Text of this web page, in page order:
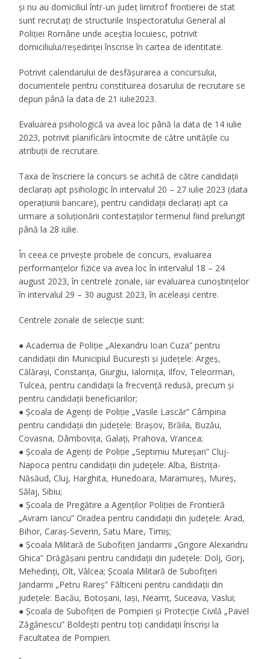
și nu au domiciliul într-un județ limitrof frontierei de stat
sunt recrutați de structurile Inspectoratului General al
Poliției Române unde aceștia locuiesc, potrivit
domiciliului/reședinței înscrise în cartea de identitate.
Potrivit calendarului de desfășurarea a concursului,
documentele pentru constituirea dosarului de recrutare se
depun până la data de 21 iulie2023.
Evaluarea psihologică va avea loc până la data de 14 iulie
2023, potrivit planificării întocmite de către unitățile cu
atribuții de recrutare.
Taxa de înscriere la concurs se achită de către candidații
declarați apt psihologic în intervalul 20 – 27 iulie 2023 (data
operațiunii bancare), pentru candidații declarați apt ca
urmare a soluționării contestațiilor termenul fiind prelungit
până la 28 iulie.
În ceea ce privește probele de concurs, evaluarea
performanțelor fizice va avea loc în intervalul 18 – 24
august 2023, în centrele zonale, iar evaluarea cunoștințelor
în intervalul 29 – 30 august 2023, în aceleași centre.
Centrele zonale de selecție sunt:
● Academia de Poliție „Alexandru Ioan Cuza” pentru
candidații din Municipiul București și județele: Argeș,
Călărași, Constanța, Giurgiu, Ialomița, Ilfov, Teleorman,
Tulcea, pentru candidații la frecvență redusă, precum și
pentru candidații beneficiarilor;
● Școala de Agenți de Poliție „Vasile Lascăr” Câmpina
pentru candidații din județele: Brașov, Brăila, Buzău,
Covasna, Dâmbovița, Galați, Prahova, Vrancea;
● Școala de Agenți de Poliție „Septimiu Mureșan” Cluj-
Napoca pentru candidații din județele: Alba, Bistrița-
Năsăud, Cluj, Harghita, Hunedoara, Maramureș, Mureș,
Sălaj, Sibiu;
● Școala de Pregătire a Agenților Poliției de Frontieră
„Avram Iancu” Oradea pentru candidații din județele: Arad,
Bihor, Caraș-Severin, Satu Mare, Timiș;
● Școala Militară de Subofițeri Jandarmi „Grigore Alexandru
Ghica” Drăgășani pentru candidații din județele: Dolj, Gorj,
Mehedinți, Olt, Vâlcea; Școala Militară de Subofițeri
Jandarmi „Petru Rareș” Fălticeni pentru candidații din
județele: Bacău, Botoșani, Iași, Neamț, Suceava, Vaslui;
● Școala de Subofițeri de Pompieri și Protecție Civilă „Pavel
Zăgănescu” Boldești pentru toți candidații înscriși la
Facultatea de Pompieri.